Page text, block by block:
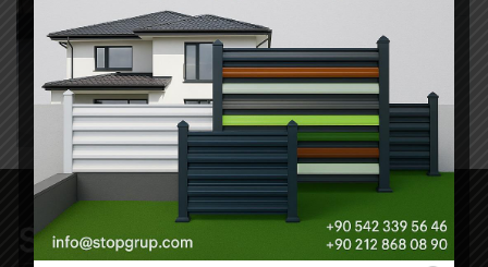
BARIYER PROJELERI
Uşak Altınsar – Mantar Bariyer